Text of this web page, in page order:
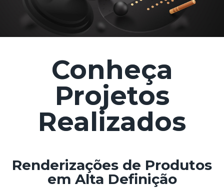
Conheça
Projetos
Realizados
Renderizações de Produtos
em Alta Definição